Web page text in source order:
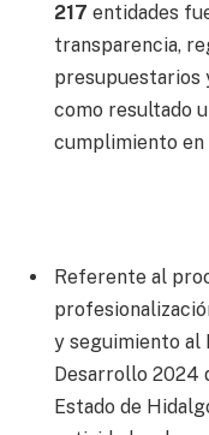
217 entidades
transparencia,
presupuestarios
como resultado
cumplimiento en
Referente al
y seguimiento al
Desarrollo 2024
Estado de